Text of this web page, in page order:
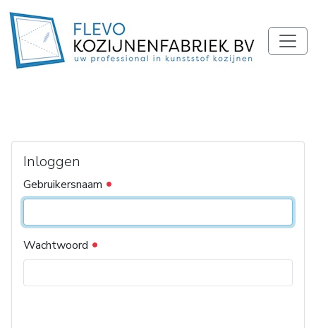
Inloggen
Gebruikersnaam
Wachtwoord